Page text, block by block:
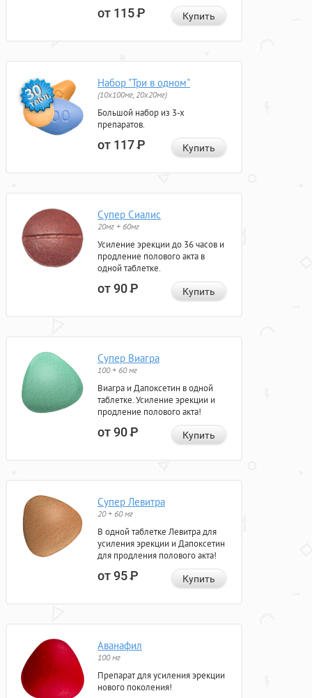
от 115Р Купить
Набор "Три в одном"
(10x100мг, 20x20мг)
Большой набор из 3-х
препаратов.
от 117Р Купить
Супер Сиалис
20мг + 60мг
Усиление эрекции до 36 часов и
продление полового акта в
одной таблетке.
от 90Р Купить
Супер Виагра
100 + 60 мг
Виагра и Дапоксетин в одной
таблетке. Усиление эрекции и
продление полового акта!
от 90Р Купить
Супер Левитра
20 + 60 мг
В одной таблетке Левитра для
усиления эрекции и Дапоксетин
для продления полового акта!
от 95Р Купить
Аванафил
100 мг
Препарат для усиления эрекции
нового поколения!